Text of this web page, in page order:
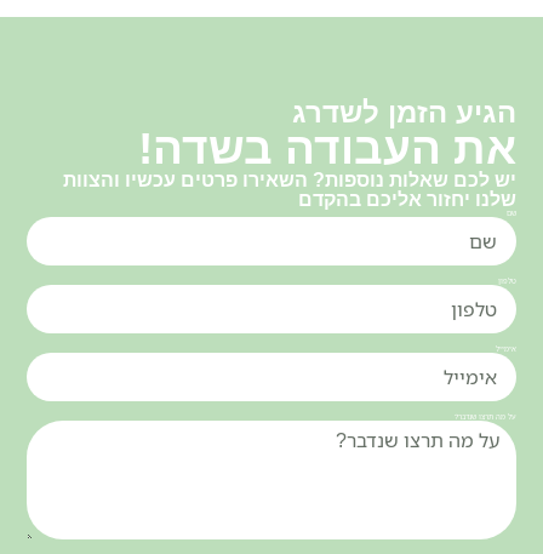
הגיע הזמן לשדרג
את העבודה בשדה!
יש לכם שאלות נוספות? השאירו פרטים עכשיו והצוות
שלנו יחזור אליכם בהקדם
שם
טלפון
אימייל
על מה תרצו שנדבר?